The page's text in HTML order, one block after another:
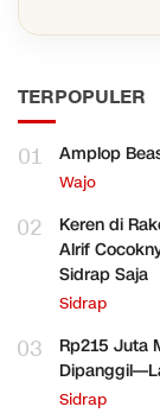
TERPOPULER
01 Amplop
Wajo
02
Keren di
Alrif
Sidrap Saja
Sidrap
03
Rp215 Juta
Sidrap